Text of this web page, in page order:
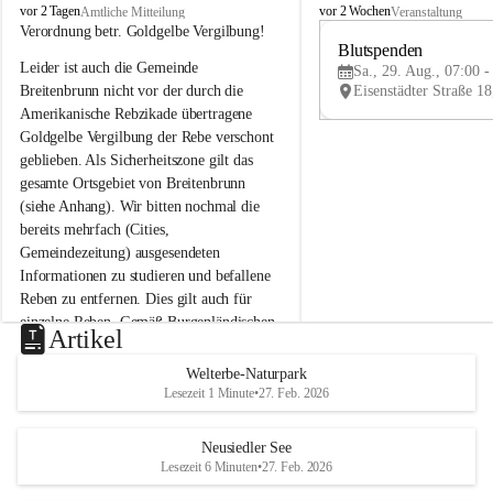
B
r
i
t
e
n
b
r
u
n
n
a
m
N
e
u
s
d
S
vor 2 TagenAmtliche Mitteilung
Verordnung betr. Goldgelbe Vergilbung!
Leider ist auch die Gemeinde
Breitenbrunn nicht vor der durch die
Amerikanische Rebzikade übertragene
Goldgelbe Vergilbung der Rebe verschont
geblieben. Als Sicherheitszone gilt das
gesamte Ortsgebiet von Breitenbrunn
(siehe Anhang). Wir bitten nochmal die
bereits mehrfach (Cities,
Gemeindezeitung) ausgesendeten
Informationen zu studieren und befallene
Reben zu entfernen. Dies gilt auch für
einzelne Reben. Gemäß Burgenländischen
Weinbaugesetz sind nicht gepflegte oder
unzulässige Weingärten zu roden! Bitte
helfen wir zusammen um unsere Winzer
vor den prognostizierten Ernteausfällen
und den daraus folgenden wirtschaftlichen
B
e
u
e
d
r
S
vor 2 WochenVeranstaltung
Blutspenden
Sa., 29. Aug., 07:00 -
Artikel
Welterbe-Naturpark
Lesezeit 1 Minute•27. Feb. 2026
Neusiedler See
Lesezeit 6 Minuten•27. Feb. 2026